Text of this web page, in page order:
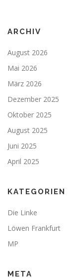
ARCHIV
August 2026
Mai 2026
März 2026
Dezember 2025
Oktober 2025
August 2025
Juni 2025
April 2025
KATEGORIEN
Die Linke
Löwen Frankfurt
MP
META